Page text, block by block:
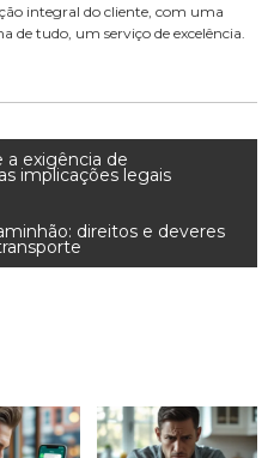
integral do cliente, com uma
de tudo, um serviço de excelência.
a exigência de
implicações legais
direitos e deveres